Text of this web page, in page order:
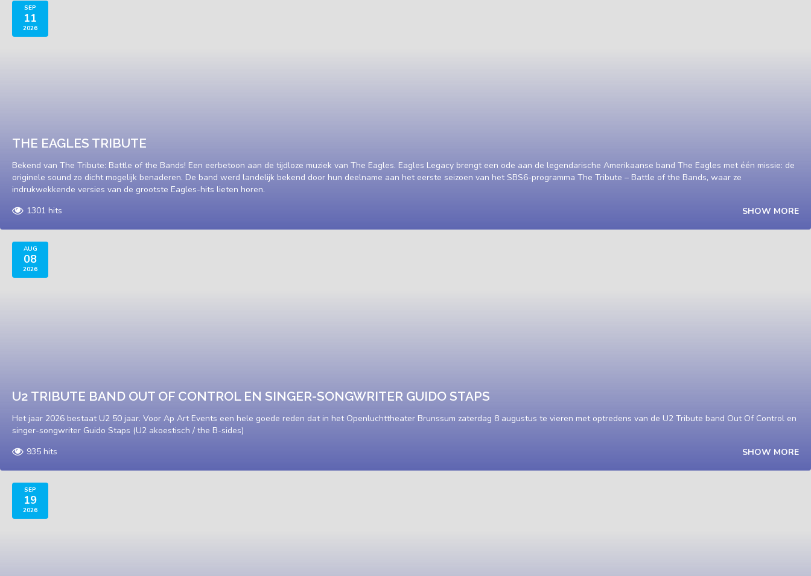
SEP
11
2026
THE EAGLES TRIBUTE
Bekend van The Tribute: Battle of the Bands! Een eerbetoon aan de tijdloze muziek van The Eagles. Eagles Legacy brengt een ode aan de legendarische Amerikaanse band The Eagles met één missie: de
originele sound zo dicht mogelijk benaderen. De band werd landelijk bekend door hun deelname aan het eerste seizoen van het SBS6-programma The Tribute – Battle of the Bands, waar ze
indrukwekkende versies van de grootste Eagles-hits lieten horen.
1301 hits
SHOW MORE
AUG
08
2026
U2 TRIBUTE BAND OUT OF CONTROL EN SINGER-SONGWRITER GUIDO STAPS
Het jaar 2026 bestaat U2 50 jaar. Voor Ap Art Events een hele goede reden dat in het Openluchttheater Brunssum zaterdag 8 augustus te vieren met optredens van de U2 Tribute band Out Of Control en
singer-songwriter Guido Staps (U2 akoestisch / the B-sides)
935 hits
SHOW MORE
SEP
19
2026